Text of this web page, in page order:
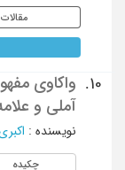
10.
واکاوی
آملی و
نویسنده :
چکیده